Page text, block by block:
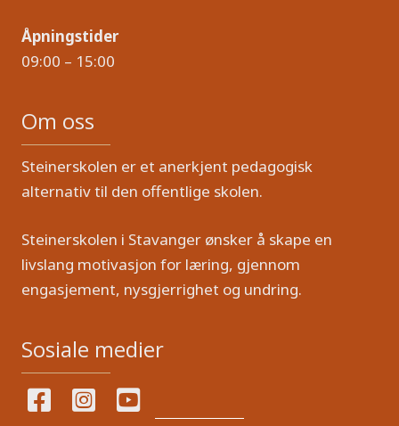
Åpningstider
09:00 – 15:00
Om oss
Steinerskolen er et anerkjent pedagogisk
alternativ til den offentlige skolen.
Steinerskolen i Stavanger ønsker å skape en
livslang motivasjon for læring, gjennom
engasjement, nysgjerrighet og undring.
Sosiale medier